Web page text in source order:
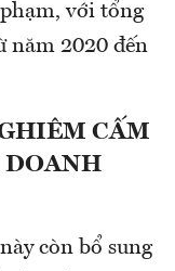
với tổng
năm 2020 đến
CẤM
DOANH
còn bổ sung